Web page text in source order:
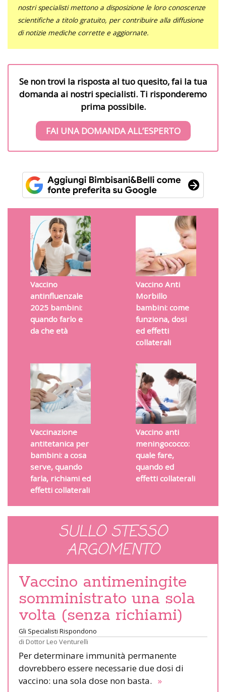
nostri specialisti mettono a disposizione le loro conoscenze
scientifiche a titolo gratuito, per contribuire alla diffusione
di notizie mediche corrette e aggiornate.
Se non trovi la risposta al tuo quesito, fai la tua
domanda ai nostri specialisti. Ti risponderemo
prima possibile.
FAI UNA DOMANDA ALL’ESPERTO
Vaccino
antinfluenzale
2025 bambini:
quando farlo e
da che età
Vaccino Anti
Morbillo
bambini: come
funziona, dosi
ed effetti
collaterali
Vaccinazione
antitetanica per
bambini: a cosa
serve, quando
farla, richiami ed
effetti collaterali
Vaccino anti
meningococco:
quale fare,
quando ed
effetti collaterali
SULLO STESSO
ARGOMENTO
Vaccino antimeningite
somministrato una sola
volta (senza richiami)
Gli Specialisti Rispondono
di Dottor Leo Venturelli
Per determinare immunità permanente
dovrebbero essere necessarie due dosi di
vaccino: una sola dose non basta. »